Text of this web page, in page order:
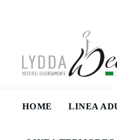
HOME LINEA